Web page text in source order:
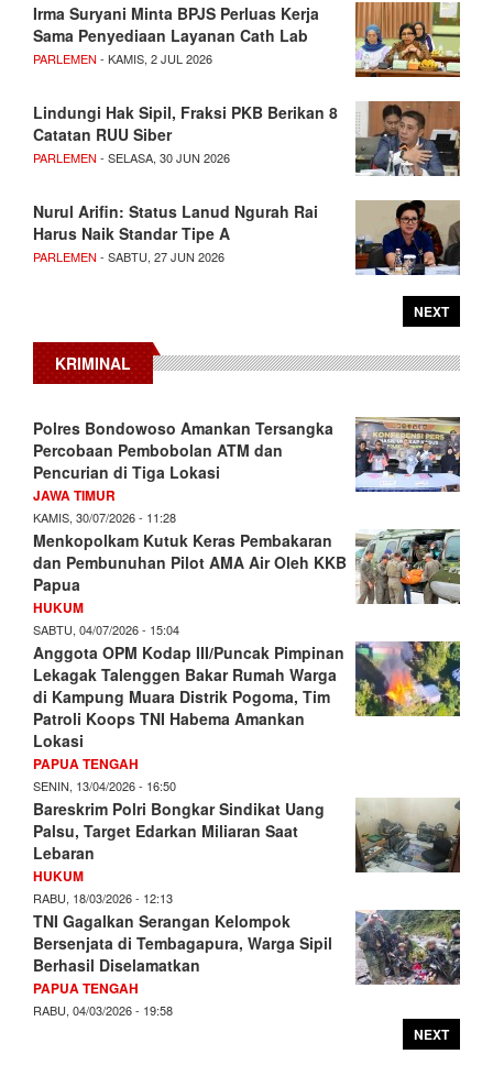
Irma Suryani Minta BPJS Perluas Kerja
Sama Penyediaan Layanan Cath Lab
PARLEMEN - KAMIS, 2 JUL 2026
Lindungi Hak Sipil, Fraksi PKB Berikan 8
Catatan RUU Siber
PARLEMEN - SELASA, 30 JUN 2026
Nurul Arifin: Status Lanud Ngurah Rai
Harus Naik Standar Tipe A
PARLEMEN - SABTU, 27 JUN 2026
NEXT
KRIMINAL
Polres Bondowoso Amankan Tersangka
Percobaan Pembobolan ATM dan
Pencurian di Tiga Lokasi
JAWA TIMUR
KAMIS, 30/07/2026 - 11:28
Menkopolkam Kutuk Keras Pembakaran
dan Pembunuhan Pilot AMA Air Oleh KKB
Papua
HUKUM
SABTU, 04/07/2026 - 15:04
Anggota OPM Kodap III/Puncak Pimpinan
Lekagak Talenggen Bakar Rumah Warga
di Kampung Muara Distrik Pogoma, Tim
Patroli Koops TNI Habema Amankan
Lokasi
PAPUA TENGAH
SENIN, 13/04/2026 - 16:50
Bareskrim Polri Bongkar Sindikat Uang
Palsu, Target Edarkan Miliaran Saat
Lebaran
HUKUM
RABU, 18/03/2026 - 12:13
TNI Gagalkan Serangan Kelompok
Bersenjata di Tembagapura, Warga Sipil
Berhasil Diselamatkan
PAPUA TENGAH
RABU, 04/03/2026 - 19:58
NEXT